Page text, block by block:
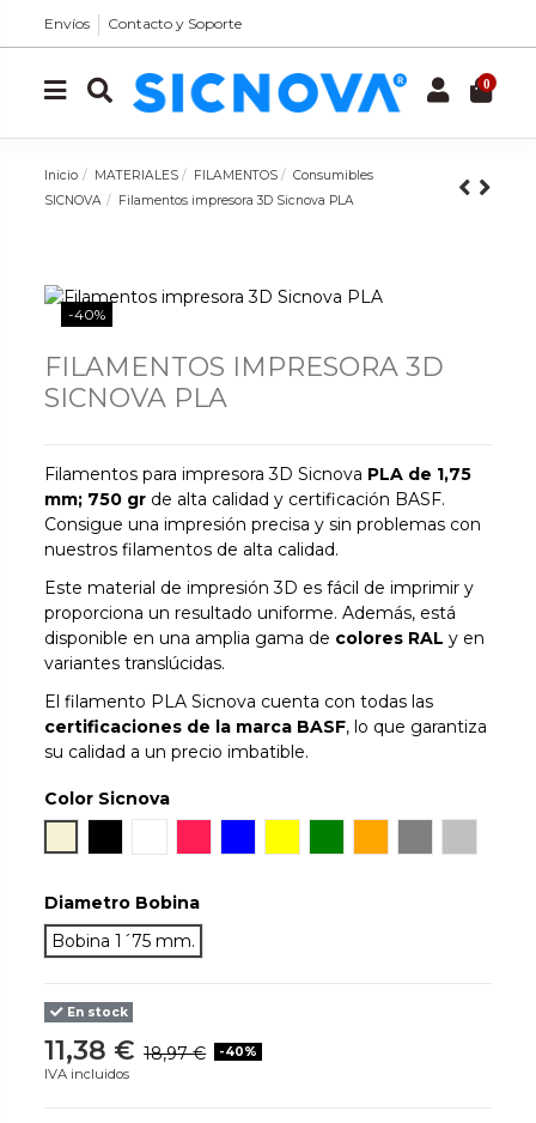
Envíos Contacto y Soporte
0
Inicio MATERIALES FILAMENTOS
Consumibles
SICNOVA
Filamentos impresora 3D Sicnova PLA
-40%
FILAMENTOS IMPRESORA 3D
SICNOVA PLA
Filamentos para impresora 3D Sicnova PLA de 1,75
mm; 750 gr de alta calidad y certificación BASF.
Consigue una impresión precisa y sin problemas con
nuestros filamentos de alta calidad.
Este material de impresión 3D es fácil de imprimir y
proporciona un resultado uniforme. Además, está
disponible en una amplia gama de colores RAL y en
variantes translúcidas.
El filamento PLA Sicnova cuenta con todas las
certificaciones de la marca BASF, lo que garantiza
su calidad a un precio imbatible.
Color Sicnova
Diametro Bobina
Bobina 1´75 mm.
En stock
11,38 € 18,97 € -40%
IVA incluidos